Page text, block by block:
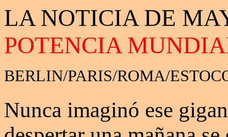
LA NOTICIA DE
POTENCIA
BERLIN/PARIS/ROMA/
Nunca imaginó ese